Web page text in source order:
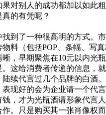
对别人的成功都加以如
的有凭呢？
了一种很高明的方式。
料（包括POP、条幅、
，早期聚焦在10元以内
这给消费者传递的信息
续代言过几个品牌的白
现好的会为企业请一个
，才为光瓶酒请形象代
。只是购买其一张肖像